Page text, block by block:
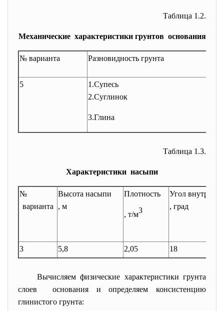
Таблица 1.2.
Механические характеристики грунтов основания
№ варианта Разновидность грунта
5
1.Супесь
2.Суглинок
3.Глина
Таблица 1.3.
Характеристики насыпи
№
варианта
Высота насыпи
, м
Плотность
, т/м3
Угол
, град
3 5,8 2,05 18
Вычисляем физические характеристики грунта
слоев основания и определяем консистенцию
глинистого грунта: